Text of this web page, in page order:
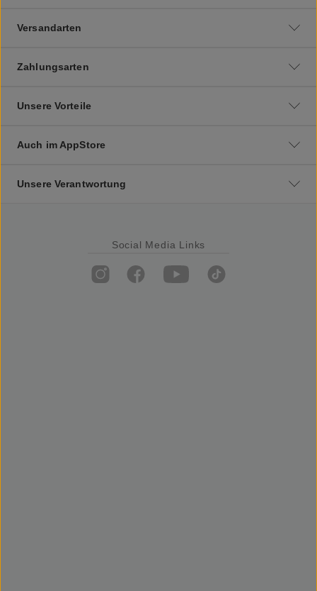
Versandarten
Zahlungsarten
Unsere Vorteile
Auch im AppStore
Unsere Verantwortung
Social Media Links